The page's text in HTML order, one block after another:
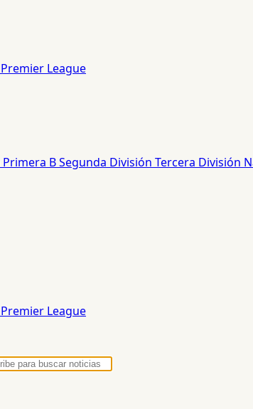
Premier League
Primera BSegunda División Tercera División
Premier League